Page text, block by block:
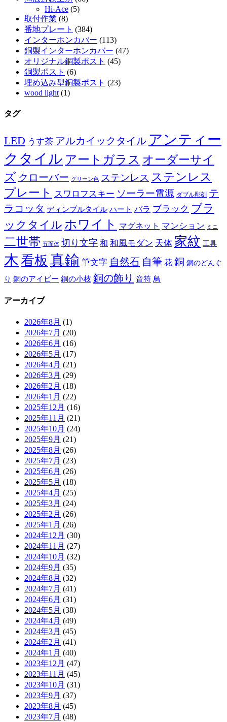
Hi-Ace (5)
取付作業 (8)
番地プレート (384)
インターホンカバー (113)
銅製インターホンカバー (47)
オリジナル銅製ポスト (45)
銅製ポスト (6)
埋め込み型銅製ポスト (23)
wood light (1)
タグ
LED うす茶 アルカイックタイル アンティー
クタイル アートガラス オーダーサイ
ズ クローバー グリーン色 ステンレス ステンレス
プレート スワロフスキー ソーラー電源 ダブル彫刻 テ
ラコッタ ディンプルタイル ハート バラ ブラック ブラ
ックタイル ホワイト マグネット マンション ミニ
二世帯 五面体 切り文字 和 和風モダン 天体 家紋 工具
木看板 真鍮 筆文字 自然石 自筆 花 銅 銅のどんぐ
り 銅のアイビー 銅の小枝 銅の飾り 音符 鳥
アーカイブ
2026年8月 (1)
2026年7月 (20)
2026年6月 (16)
2026年5月 (17)
2026年4月 (21)
2026年3月 (29)
2026年2月 (18)
2026年1月 (22)
2025年12月 (16)
2025年11月 (21)
2025年10月 (24)
2025年9月 (21)
2025年8月 (26)
2025年7月 (23)
2025年6月 (26)
2025年5月 (18)
2025年4月 (25)
2025年3月 (24)
2025年2月 (26)
2025年1月 (26)
2024年12月 (30)
2024年11月 (27)
2024年10月 (32)
2024年9月 (35)
2024年8月 (32)
2024年7月 (41)
2024年6月 (31)
2024年5月 (38)
2024年4月 (49)
2024年3月 (45)
2024年2月 (41)
2024年1月 (40)
2023年12月 (47)
2023年11月 (45)
2023年10月 (31)
2023年9月 (37)
2023年8月 (45)
2023年7月 (48)